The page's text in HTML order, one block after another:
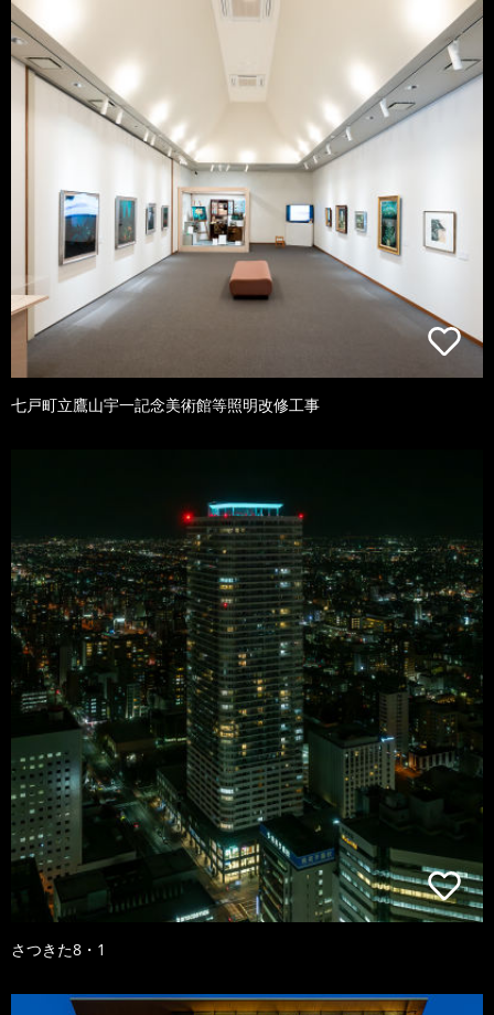
七戸町立鷹山宇一記念美術館等照明改修工事
さつきた8・1